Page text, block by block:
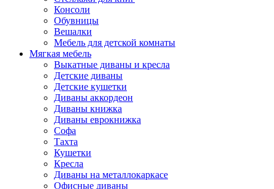
Консоли
Обувницы
Вешалки
Мебель для детской комнаты
Мягкая мебель
Выкатные диваны и кресла
Детские диваны
Детские кушетки
Диваны аккордеон
Диваны книжка
Диваны еврокнижка
Софа
Тахта
Кушетки
Кресла
Диваны на металлокаркасе
Офисные диваны